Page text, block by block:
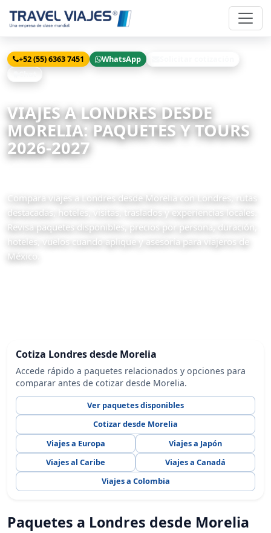
+52 (55) 6363 7451 WhatsApp
VIAJES A LONDRES DESDE
MORELIA: PAQUETES Y TOURS
2026-2027
Compara viajes a Londres desde Morelia con Londres, rutas
destacadas, hoteles, visitas, traslados y experiencias locales.
Revisa paquetes disponibles, precios por persona, duración,
hoteles, vuelos cuando aplique y asesoría para viajeros de
México.
Cotiza Londres desde Morelia
Accede rápido a paquetes relacionados y opciones para
comparar antes de cotizar desde Morelia.
Ver paquetes disponibles
Cotizar desde Morelia
Viajes a Europa
Viajes a Japón
Viajes al Caribe
Viajes a Canadá
Viajes a Colombia
Paquetes a Londres desde Morelia